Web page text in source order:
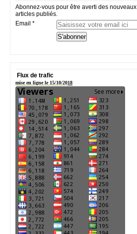
Abonnez-vous pour être averti des nouveaux
articles publiés.
Email
Flux de trafic
mise en ligne le 15/10/2018